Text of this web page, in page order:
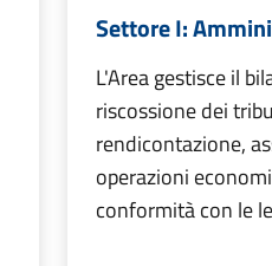
Settore I:
L'Area gestisce il
riscossione dei
rendicontazione,
operazioni
conformità con le